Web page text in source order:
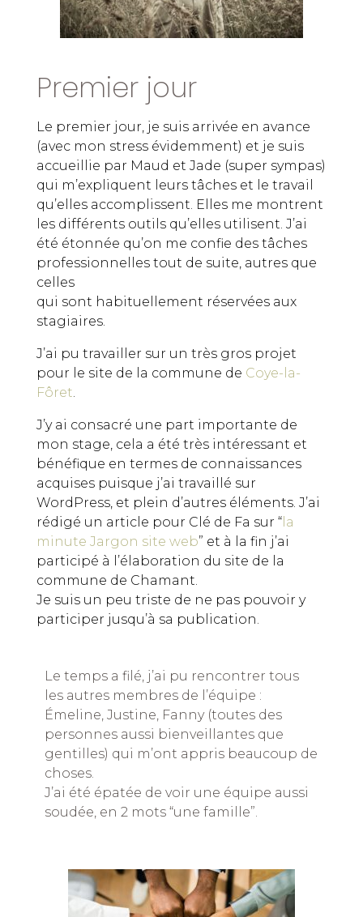
Premier jour
Le premier jour, je suis arrivée en avance
(avec mon stress évidemment) et je suis
accueillie par Maud et Jade (super sympas)
qui m’expliquent leurs tâches et le travail
qu’elles accomplissent. Elles me montrent
les différents outils qu’elles utilisent. J’ai
été étonnée qu’on me confie des tâches
professionnelles tout de suite, autres que
celles
qui sont habituellement réservées aux
stagiaires.
J’ai pu travailler sur un très gros projet
pour le site de la commune de Coye-la-
Fôret.
J’y ai consacré une part importante de
mon stage, cela a été très intéressant et
bénéfique en termes de connaissances
acquises puisque j’ai travaillé sur
WordPress, et plein d’autres éléments. J’ai
rédigé un article pour Clé de Fa sur “ la
minute Jargon site web” et à la fin j’ai
participé à l’élaboration du site de la
commune de Chamant.
Je suis un peu triste de ne pas pouvoir y
participer jusqu’à sa publication.
Le temps a filé, j’ai pu rencontrer tous
les autres membres de l’équipe :
Émeline, Justine, Fanny (toutes des
personnes aussi bienveillantes que
gentilles) qui m’ont appris beaucoup de
choses.
J’ai été épatée de voir une équipe aussi
soudée, en 2 mots “une famille”.